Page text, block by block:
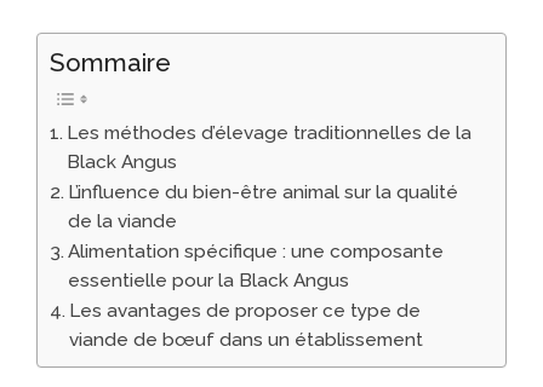
Sommaire
Les méthodes d’élevage traditionnelles de la
Black Angus
L’influence du bien-être animal sur la qualité
de la viande
Alimentation spécifique : une composante
essentielle pour la Black Angus
Les avantages de proposer ce type de
viande de bœuf dans un établissement